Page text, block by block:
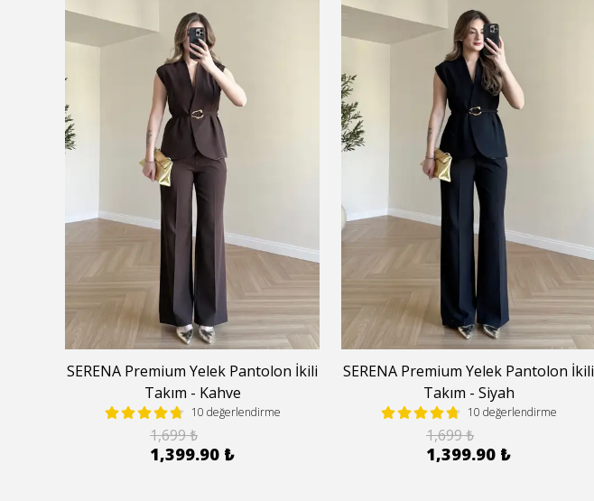
SERENA Premium Yelek Pantolon İkili
Takım - Kahve
10 değerlendirme
1,699 ₺
1,399.90 ₺
SERENA Premium Yelek Pantolon İkili
Takım - Siyah
10 değerlendirme
1,699 ₺
1,399.90 ₺